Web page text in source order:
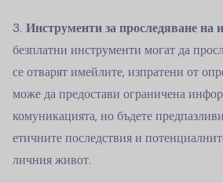
Инструменти за проследяване на
безплатни инструменти могат да
се отварят имейлите, изпратени от
може да предостави ограничена
комуникацията, но бъдете
етичните последствия и
личния живот.